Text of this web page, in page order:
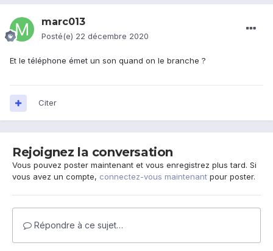
marc013
Posté(e) 22 décembre 2020
Et le téléphone émet un son quand on le branche ?
Citer
Rejoignez la conversation
Vous pouvez poster maintenant et vous enregistrez plus tard. Si
vous avez un compte, connectez-vous maintenant pour poster.
Répondre à ce sujet…